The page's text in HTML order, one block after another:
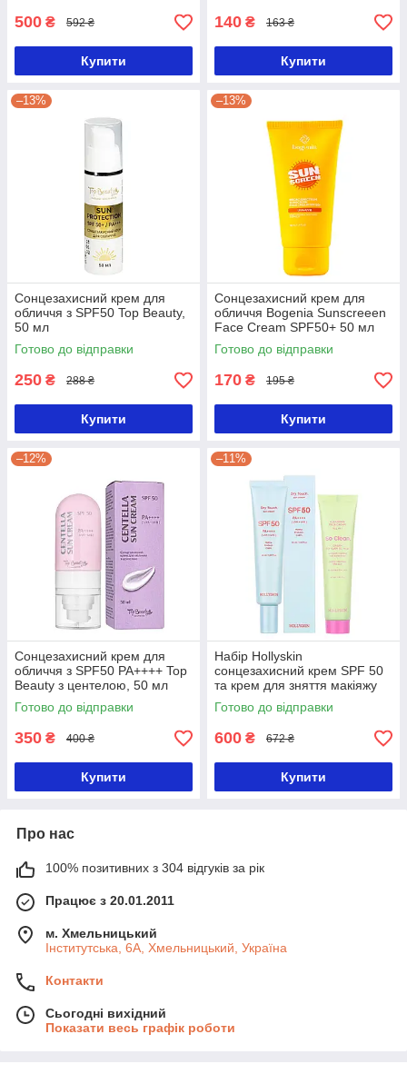
500 ₴ 592 ₴
Купити
140 ₴ 163 ₴
Купити
–13%
Сонцезахисний крем для
обличчя з SPF50 Top Beauty,
50 мл
Готово до відправки
250 ₴ 288 ₴
Купити
–13%
Сонцезахисний крем для
обличчя Bogenia Sunscreeen
Face Cream SPF50+ 50 мл
(BG463)
Готово до відправки
170 ₴ 195 ₴
Купити
–12%
Сонцезахисний крем для
обличчя з SPF50 PA++++ Top
Beauty з центелою, 50 мл
Готово до відправки
350 ₴ 400 ₴
Купити
–11%
Набір Hollyskin
сонцезахисний крем SPF 50
та крем для зняття макіяжу
Готово до відправки
600 ₴ 672 ₴
Купити
Про нас
100% позитивних з 304 відгуків за рік
Працює з 20.01.2011
м. Хмельницький
Інститутська, 6А, Хмельницький, Україна
Контакти
Сьогодні вихідний
Показати весь графік роботи